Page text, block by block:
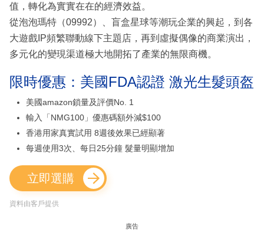
值，轉化為實實在在的經濟效益。
從泡泡瑪特（09992）、盲盒星球等潮玩企業的興起，到各
大遊戲IP頻繁聯動線下主題店，再到虛擬偶像的商業演出，
多元化的變現渠道極大地開拓了產業的無限商機。
限時優惠：美國FDA認證 激光生髮頭盔
美國amazon鎖量及評價No. 1
輸入「NMG100」優惠碼額外減$100
香港用家真實試用 8週後效果已經顯著
每週使用3次、每日25分鐘 髮量明顯增加
立即選購
資料由客戶提供
廣告